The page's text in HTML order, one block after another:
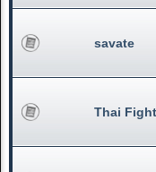
savate
Thai